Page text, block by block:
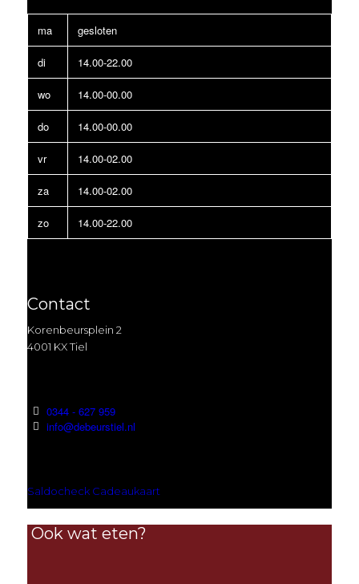
ma gesloten
di 14.00-22.00
wo 14.00-00.00
do 14.00-00.00
vr 14.00-02.00
za 14.00-02.00
zo 14.00-22.00
Contact
Korenbeursplein 2
4001 KX Tiel
0344 - 627 959
info@debeurstiel.nl
Saldocheck Cadeaukaart
Ook wat eten?